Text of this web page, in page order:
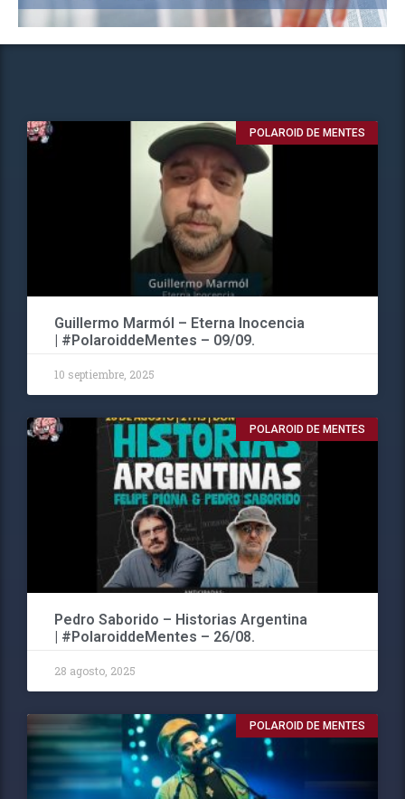
POLAROID DE MENTES
Guillermo Marmól – Eterna Inocencia
| #PolaroiddeMentes – 09/09.
10 septiembre, 2025
POLAROID DE MENTES
Pedro Saborido – Historias Argentina
| #PolaroiddeMentes – 26/08.
28 agosto, 2025
POLAROID DE MENTES